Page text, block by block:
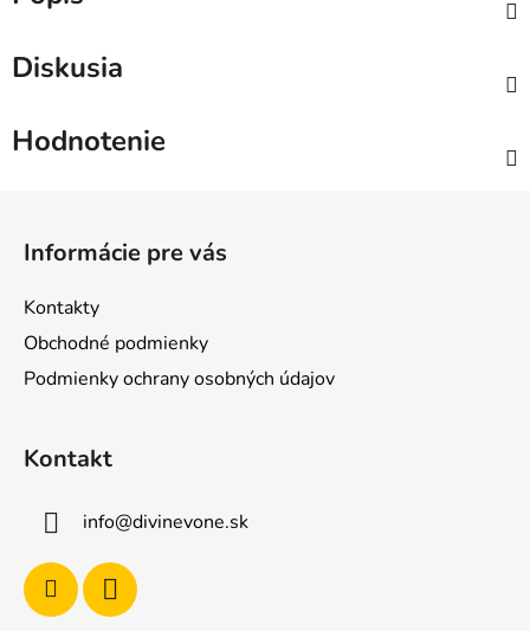
Diskusia
Hodnotenie
Informácie pre vás
Kontakty
Obchodné podmienky
Podmienky ochrany osobných údajov
Kontakt
info@divinevone.sk